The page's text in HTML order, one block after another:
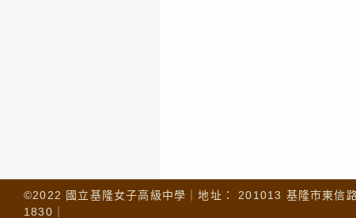
©2022 國立基隆女子高級中學｜地址： 201013 基隆市東
1830｜